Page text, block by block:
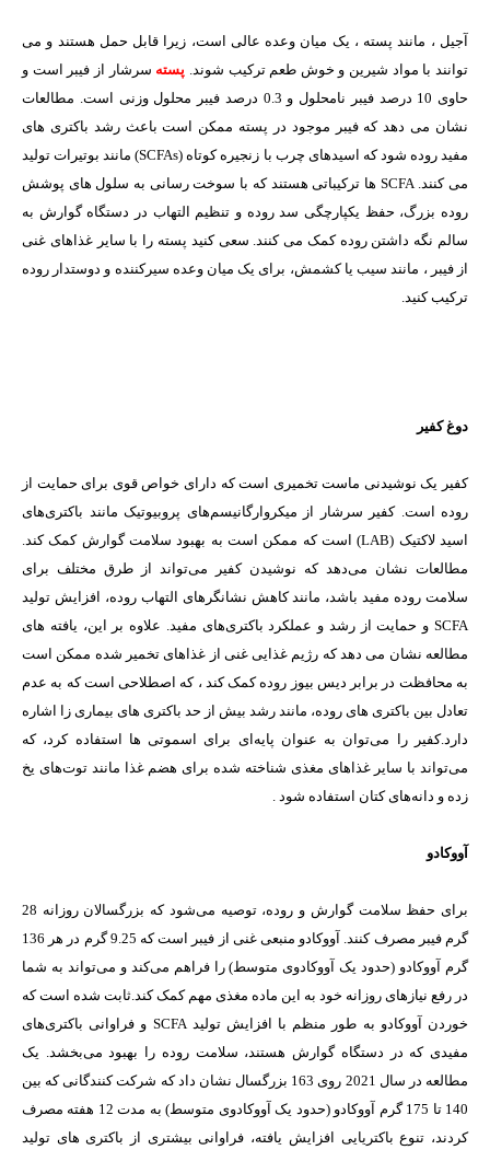
آجیل ، مانند پسته ، یک میان وعده عالی است، زیرا قابل حمل هستند و می
توانند با مواد شیرین و خوش طعم ترکیب شوند. پسته سرشار از فیبر است و
حاوی 10 درصد فیبر نامحلول و 0.3 درصد فیبر محلول وزنی است. مطالعات
نشان می دهد که فیبر موجود در پسته ممکن است باعث رشد باکتری های
مفید روده شود که اسیدهای چرب با زنجیره کوتاه (SCFAs) مانند بوتیرات تولید
می کنند. SCFA ها ترکیباتی هستند که با سوخت رسانی به سلول های پوشش
روده بزرگ، حفظ یکپارچگی سد روده و تنظیم التهاب در دستگاه گوارش به
سالم نگه داشتن روده کمک می کنند. سعی کنید پسته را با سایر غذاهای غنی
از فیبر ، مانند سیب یا کشمش، برای یک میان وعده سیرکننده و دوستدار روده
ترکیب کنید.
دوغ کفیر
کفیر یک نوشیدنی ماست تخمیری است که دارای خواص قوی برای حمایت از
روده است. کفیر سرشار از میکروارگانیسم‌های پروبیوتیک مانند باکتری‌های
اسید لاکتیک (LAB) است که ممکن است به بهبود سلامت گوارش کمک کند.
مطالعات نشان می‌دهد که نوشیدن کفیر می‌تواند از طرق مختلف برای
سلامت روده مفید باشد، مانند کاهش نشانگرهای التهاب روده، افزایش تولید
SCFA و حمایت از رشد و عملکرد باکتری‌های مفید. علاوه بر این، یافته های
مطالعه نشان می دهد که رژیم غذایی غنی از غذاهای تخمیر شده ممکن است
به محافظت در برابر دیس بیوز روده کمک کند ، که اصطلاحی است که به عدم
تعادل بین باکتری های روده، مانند رشد بیش از حد باکتری های بیماری زا اشاره
دارد.کفیر را می‌توان به عنوان پایه‌ای برای اسموتی ها استفاده کرد، که
می‌تواند با سایر غذاهای مغذی شناخته شده برای هضم غذا مانند توت‌های یخ
زده و دانه‌های کتان استفاده شود .
آووکادو
برای حفظ سلامت گوارش و روده، توصیه می‌شود که بزرگسالان روزانه 28
گرم فیبر مصرف کنند. آووکادو منبعی غنی از فیبر است که 9.25 گرم در هر 136
گرم آووکادو (حدود یک آووکادوی متوسط) را فراهم می‌کند و می‌تواند به شما
در رفع نیازهای روزانه خود به این ماده مغذی مهم کمک کند.ثابت شده است که
خوردن آووکادو به طور منظم با افزایش تولید SCFA و فراوانی باکتری‌های
مفیدی که در دستگاه گوارش هستند، سلامت روده را بهبود می‌بخشد. یک
مطالعه در سال 2021 روی 163 بزرگسال نشان داد که شرکت کنندگانی که بین
140 تا 175 گرم آووکادو (حدود یک آووکادوی متوسط) به مدت 12 هفته مصرف
کردند، تنوع باکتریایی افزایش یافته، فراوانی بیشتری از باکتری های تولید